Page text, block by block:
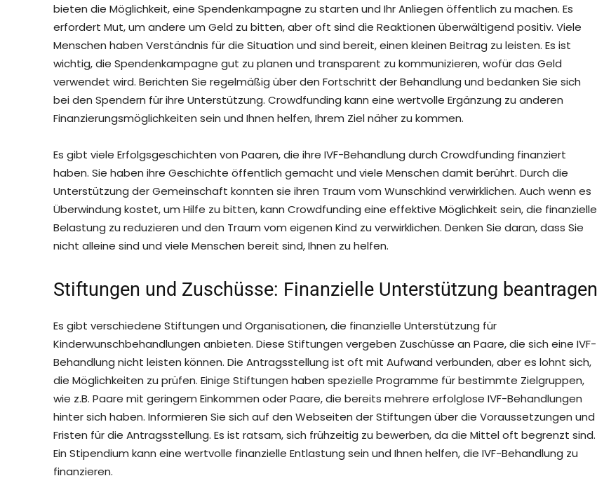
bieten die Möglichkeit, eine Spendenkampagne zu starten und Ihr Anliegen öffentlich zu machen. Es
erfordert Mut, um andere um Geld zu bitten, aber oft sind die Reaktionen überwältigend positiv. Viele
Menschen haben Verständnis für die Situation und sind bereit, einen kleinen Beitrag zu leisten. Es ist
wichtig, die Spendenkampagne gut zu planen und transparent zu kommunizieren, wofür das Geld
verwendet wird. Berichten Sie regelmäßig über den Fortschritt der Behandlung und bedanken Sie sich
bei den Spendern für ihre Unterstützung. Crowdfunding kann eine wertvolle Ergänzung zu anderen
Finanzierungsmöglichkeiten sein und Ihnen helfen, Ihrem Ziel näher zu kommen.
Es gibt viele Erfolgsgeschichten von Paaren, die ihre IVF-Behandlung durch Crowdfunding finanziert
haben. Sie haben ihre Geschichte öffentlich gemacht und viele Menschen damit berührt. Durch die
Unterstützung der Gemeinschaft konnten sie ihren Traum vom Wunschkind verwirklichen. Auch wenn es
Überwindung kostet, um Hilfe zu bitten, kann Crowdfunding eine effektive Möglichkeit sein, die finanzielle
Belastung zu reduzieren und den Traum vom eigenen Kind zu verwirklichen. Denken Sie daran, dass Sie
nicht alleine sind und viele Menschen bereit sind, Ihnen zu helfen.
Stiftungen und Zuschüsse: Finanzielle Unterstützung beantragen
Es gibt verschiedene Stiftungen und Organisationen, die finanzielle Unterstützung für
Kinderwunschbehandlungen anbieten. Diese Stiftungen vergeben Zuschüsse an Paare, die sich eine IVF-
Behandlung nicht leisten können. Die Antragsstellung ist oft mit Aufwand verbunden, aber es lohnt sich,
die Möglichkeiten zu prüfen. Einige Stiftungen haben spezielle Programme für bestimmte Zielgruppen,
wie z.B. Paare mit geringem Einkommen oder Paare, die bereits mehrere erfolglose IVF-Behandlungen
hinter sich haben. Informieren Sie sich auf den Webseiten der Stiftungen über die Voraussetzungen und
Fristen für die Antragsstellung. Es ist ratsam, sich frühzeitig zu bewerben, da die Mittel oft begrenzt sind.
Ein Stipendium kann eine wertvolle finanzielle Entlastung sein und Ihnen helfen, die IVF-Behandlung zu
finanzieren.